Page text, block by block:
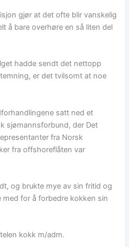
gjør at det ofte blir vanskelig
å bare overhøre en så liten del
hadde sendt det nettopp
er det tvilsomt at noe
satt ned et
sjømannsforbund, der Det
fra Norsk
fra offshoreflåten var
og brukte mye av sin fritid og
med for å forbedre kokken sin
kokk m/adm.